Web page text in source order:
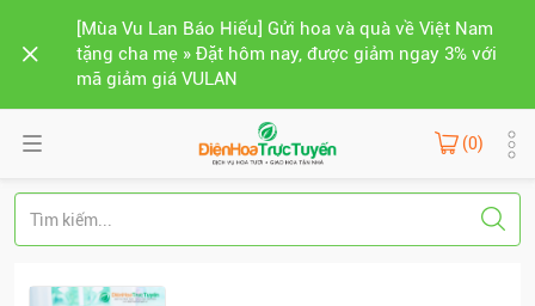
[Mùa Vu Lan Báo Hiếu] Gửi hoa và quà về Việt Nam
tặng cha mẹ » Đặt hôm nay, được giảm ngay 3% với
mã giảm giá VULAN
(0)